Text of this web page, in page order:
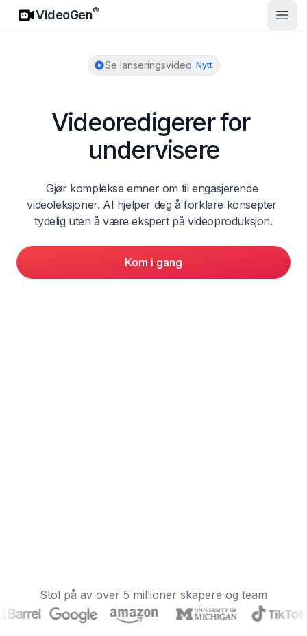
VideoGen
VideoGen®
Se lanseringsvideo Nytt
Videoredigerer for
undervisere
Gjør komplekse emner om til engasjerende
videoleksjoner. AI hjelper deg å forklare konsepter
tydelig uten å være ekspert på videoproduksjon.
Kom i gang
Stol på av over 5 millioner skapere og team